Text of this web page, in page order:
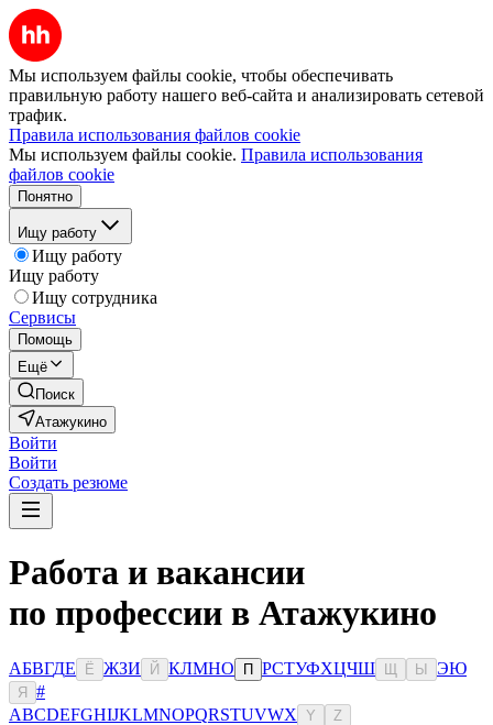
Мы используем файлы cookie, чтобы обеспечивать
правильную работу нашего веб-сайта и анализировать сетевой
трафик.
Правила использования файлов cookie
Мы используем файлы cookie. Правила использования
файлов cookie
Понятно
Ищу работу
Ищу работу
Ищу работу
Ищу сотрудника
Сервисы
Помощь
Ещё
Поиск
Атажукино
Войти
Войти
Создать резюме
Работа и вакансии
по профессии в Атажукино
АБВГДЕ Ё ЖЗИ Й КЛМНО П РСТУФХЦЧШ Ы ЭЮ
Я
#
ABCDEFGHIJKLMNOPQRSTUVWX Y Z